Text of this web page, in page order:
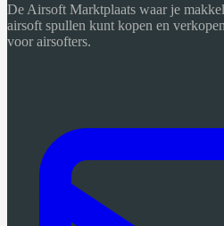
De Airsoft Marktplaats waar je
airsoft spullen kunt kopen en
voor airsofters.